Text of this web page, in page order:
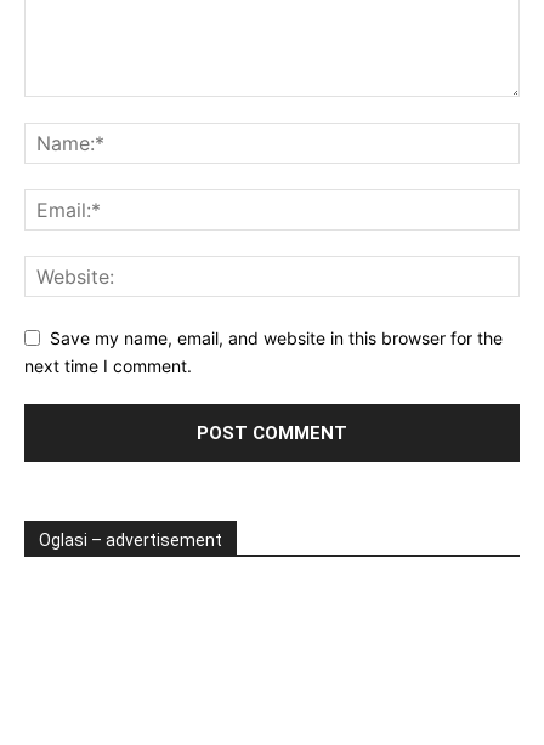
Save my name, email, and website in this browser for the
next time I comment.
Oglasi – advertisement